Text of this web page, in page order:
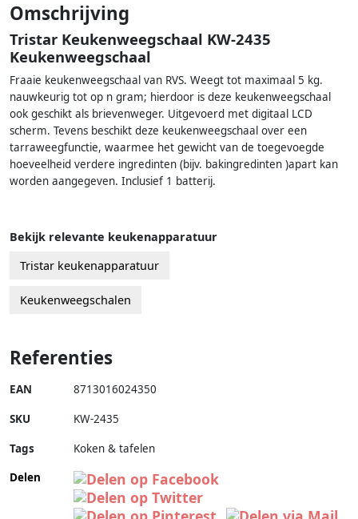
Omschrijving
Tristar Keukenweegschaal KW-2435
Keukenweegschaal
Fraaie keukenweegschaal van RVS. Weegt tot maximaal 5 kg.
nauwkeurig tot op n gram; hierdoor is deze keukenweegschaal
ook geschikt als brievenweger. Uitgevoerd met digitaal LCD
scherm. Tevens beschikt deze keukenweegschaal over een
tarraweegfunctie, waarmee het gewicht van de toegevoegde
hoeveelheid verdere ingredinten (bijv. bakingredinten )apart kan
worden aangegeven. Inclusief 1 batterij.
Bekijk relevante keukenapparatuur
Tristar keukenapparatuur
Keukenweegschalen
Referenties
EAN 8713016024350
SKU KW-2435
Tags
Koken & tafelen
Delen